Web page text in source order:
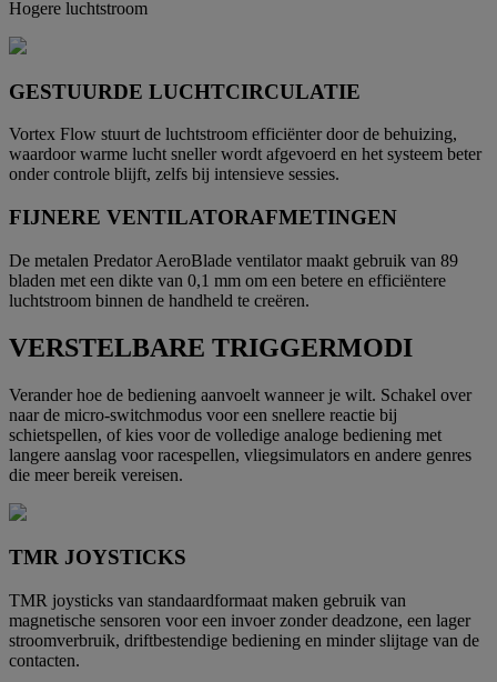
Hogere luchtstroom
GESTUURDE LUCHTCIRCULATIE
Vortex Flow stuurt de luchtstroom efficiënter door de behuizing,
waardoor warme lucht sneller wordt afgevoerd en het systeem beter
onder controle blijft, zelfs bij intensieve sessies.
FIJNERE VENTILATORAFMETINGEN
De metalen Predator AeroBlade ventilator maakt gebruik van 89
bladen met een dikte van 0,1 mm om een betere en efficiëntere
luchtstroom binnen de handheld te creëren.
VERSTELBARE TRIGGERMODI
Verander hoe de bediening aanvoelt wanneer je wilt. Schakel over
naar de micro-switchmodus voor een snellere reactie bij
schietspellen, of kies voor de volledige analoge bediening met
langere aanslag voor racespellen, vliegsimulators en andere genres
die meer bereik vereisen.
TMR JOYSTICKS
TMR joysticks van standaardformaat maken gebruik van
magnetische sensoren voor een invoer zonder deadzone, een lager
stroomverbruik, driftbestendige bediening en minder slijtage van de
contacten.